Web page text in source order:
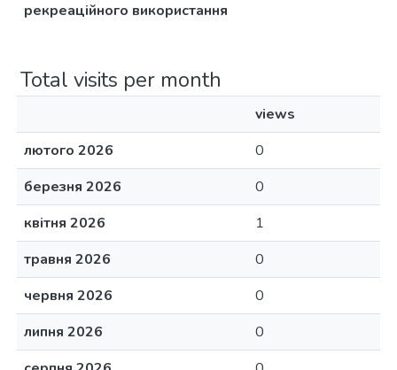
рекреаційного використання
Total visits per month
views
лютого 2026
0
березня 2026
0
квітня 2026
1
травня 2026
0
червня 2026
0
липня 2026
0